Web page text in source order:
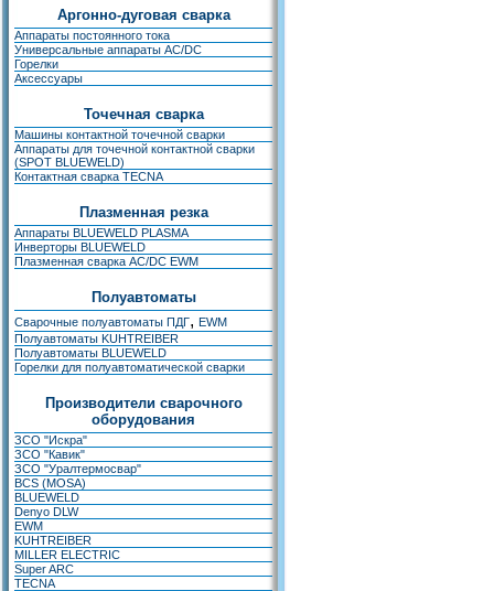
Аргонно-дуговая сварка
Аппараты постоянного тока
Универсальные аппараты AC/DC
Горелки
Аксессуары
Точечная сварка
Машины контактной точечной сварки
Аппараты для точечной контактной сварки
(SPOT BLUEWELD)
Контактная сварка TECNA
Плазменная резка
Аппараты BLUEWELD PLASMA
Инверторы BLUEWELD
Плазменная сварка AC/DC EWM
Полуавтоматы
Сварочные полуавтоматы ПДГ, EWM
Полуавтоматы KUHTREIBER
Полуавтоматы BLUEWELD
Горелки для полуавтоматической сварки
Производители сварочного
оборудования
ЗСО "Искра"
ЗСО "Кавик"
ЗСО "Уралтермосвар"
BCS (MOSA)
BLUEWELD
Denyo DLW
EWM
KUHTREIBER
MILLER ELECTRIC
Super ARC
TECNA